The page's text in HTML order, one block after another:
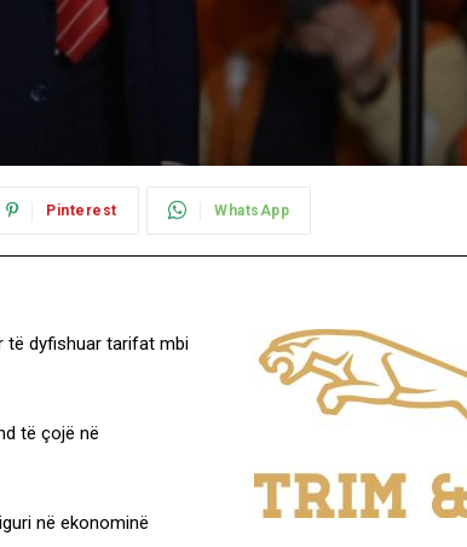
Pinterest WhatsApp
të dyfishuar tarifat mbi
të çojë në
në ekonominë